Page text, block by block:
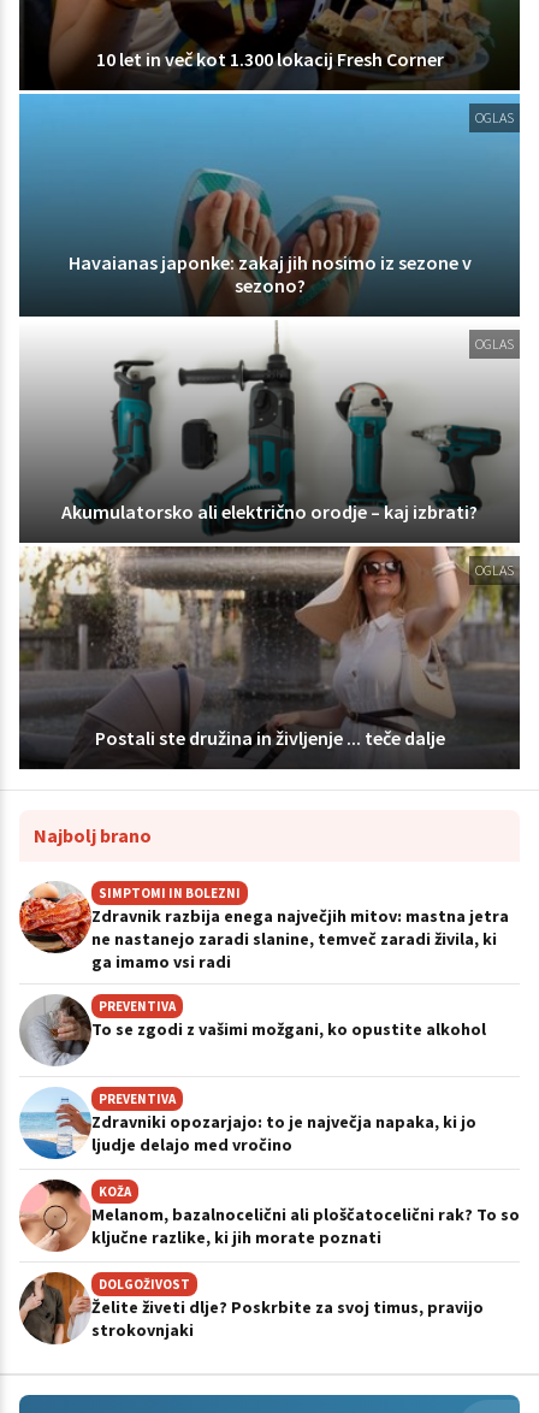
10 let in več kot 1.300 lokacij Fresh Corner
OGLAS
Havaianas japonke: zakaj jih nosimo iz sezone v
sezono?
OGLAS
Akumulatorsko ali električno orodje – kaj izbrati?
OGLAS
Postali ste družina in življenje ... teče dalje
Najbolj brano
SIMPTOMI IN BOLEZNI
Zdravnik razbija enega največjih mitov: mastna jetra
ne nastanejo zaradi slanine, temveč zaradi živila, ki
ga imamo vsi radi
PREVENTIVA
To se zgodi z vašimi možgani, ko opustite alkohol
PREVENTIVA
Zdravniki opozarjajo: to je največja napaka, ki jo
ljudje delajo med vročino
KOŽA
Melanom, bazalnocelični ali ploščatocelični rak? To so
ključne razlike, ki jih morate poznati
DOLGOŽIVOST
Želite živeti dlje? Poskrbite za svoj timus, pravijo
strokovnjaki